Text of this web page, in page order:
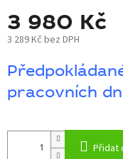
KONTAKTY
3 980 Kč
3 289 Kč bez DPH
cena:
pracovních
Přidat